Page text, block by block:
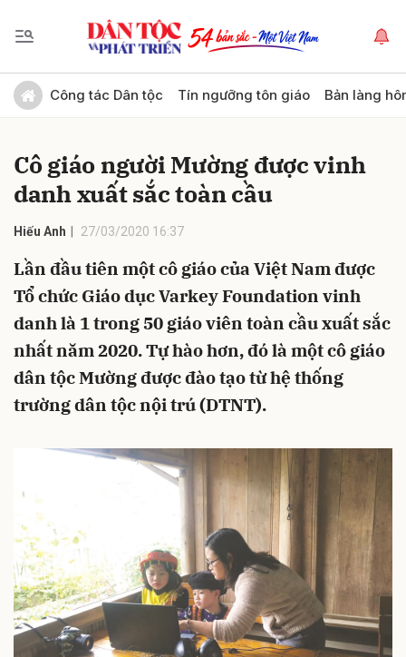
Công tác Dân tộc Tín ngưỡng tôn giáo Bản làng
Cô giáo người Mường được vinh
danh xuất sắc toàn cầu
Hiếu Anh 27/03/2020 16:37
Lần đầu tiên một cô giáo của Việt Nam được
Tổ chức Giáo dục Varkey Foundation vinh
danh là 1 trong 50 giáo viên toàn cầu xuất sắc
nhất năm 2020. Tự hào hơn, đó là một cô giáo
dân tộc Mường được đào tạo từ hệ thống
trường dân tộc nội trú (DTNT).
Gửi bình luận
Hủy Gửi